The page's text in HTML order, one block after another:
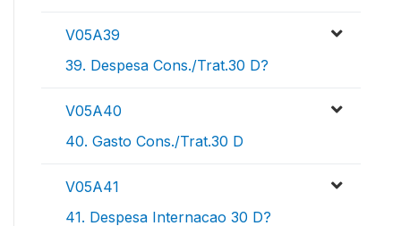
V05A39
39. Despesa Cons./Trat.30 D?
V05A40
40. Gasto Cons./Trat.30 D
V05A41
41. Despesa Internacao 30 D?